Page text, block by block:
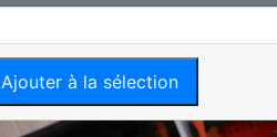
Ajouter à la sélection